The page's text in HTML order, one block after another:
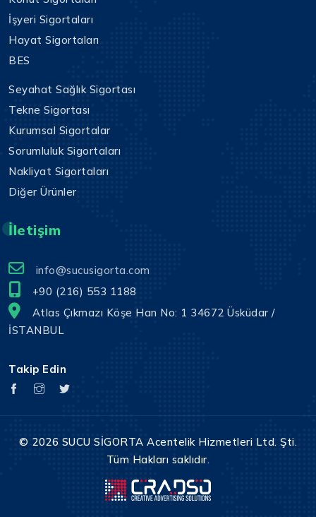
İşyeri Sigortaları
Hayat Sigortaları
BES
Seyahat Sağlık Sigortası
Tekne Sigortası
Kurumsal Sigortalar
Sorumluluk Sigortaları
Nakliyat Sigortaları
Diğer Ürünler
İletişim
info@sucusigorta.com
+90 (216) 553 1188
Atlas Çıkmazı Köşe Han No: 1 34672 Üsküdar /
İSTANBUL
Takip Edin
© 2026 SUCU SİGORTA Acentelik Hizmetleri Ltd. Şti.
Tüm Hakları saklıdır.